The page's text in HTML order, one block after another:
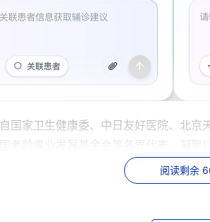
国家卫生健康委、中日友好医院、北
阅读剩余